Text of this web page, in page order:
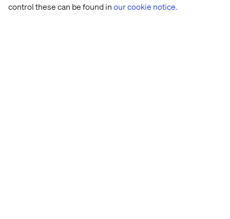
control these can be found inour cookie notice.